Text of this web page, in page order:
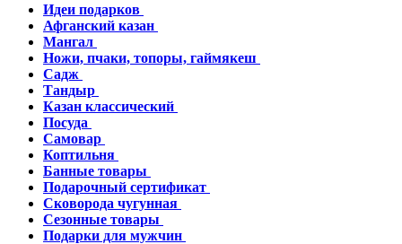
Идеи подарков
Афганский казан
Мангал
Ножи, пчаки, топоры, гаймякеш
Садж
Тандыр
Казан классический
Посуда
Самовар
Коптильня
Банные товары
Подарочный сертификат
Сковорода чугунная
Сезонные товары
Подарки для мужчин